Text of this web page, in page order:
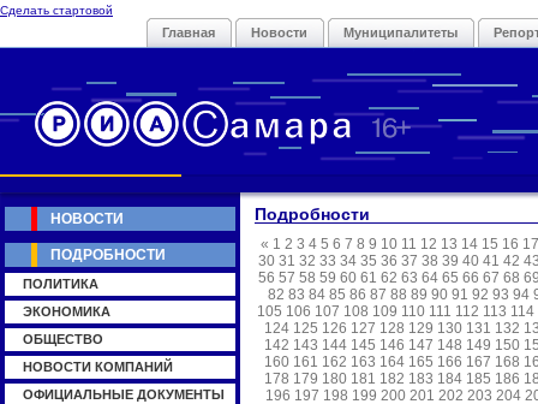
Сделать стартовой
Главная Новости Муниципалитеты
Подробности
« 1 2 3 4 5 6 7 8 9 10 11 12 13 14 15 16 17
30 31 32 33 34 35 36 37 38 39 40 41 42
56 57 58 59 60 61 62 63 64 65 66 67 68
82 83 84 85 86 87 88 89 90 91 92 93 94
105 106 107 108 109 110 111 112 113 114
124 125 126 127 128 129 130 131 132
142 143 144 145 146 147 148 149 150
160 161 162 163 164 165 166 167 168
178 179 180 181 182 183 184 185 186
196 197 198 199 200 201 202 203 204
НОВОСТИ
ПОДРОБНОСТИ
ПОЛИТИКА
ЭКОНОМИКА
ОБЩЕСТВО
НОВОСТИ КОМПАНИЙ
ОФИЦИАЛЬНЫЕ ДОКУМЕНТЫ